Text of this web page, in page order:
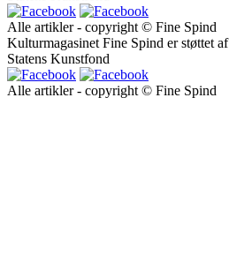
Alle artikler - copyright © Fine Spind
Kulturmagasinet Fine Spind er støttet af
Statens Kunstfond
Alle artikler - copyright © Fine Spind